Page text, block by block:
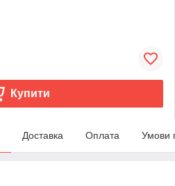
Купити
Доставка Оплата Умови